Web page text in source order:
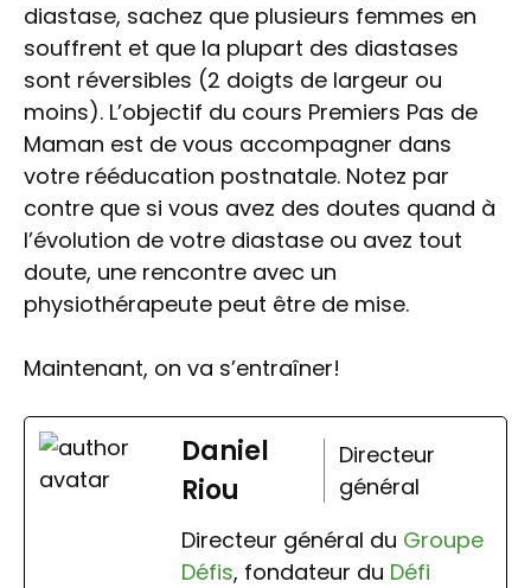
diastase, sachez que plusieurs femmes en
souffrent et que la plupart des diastases
sont réversibles (2 doigts de largeur ou
moins). L’objectif du cours Premiers Pas de
Maman est de vous accompagner dans
votre rééducation postnatale. Notez par
contre que si vous avez des doutes quand à
l’évolution de votre diastase ou avez tout
doute, une rencontre avec un
physiothérapeute peut être de mise.
Maintenant, on va s’entraîner!
Daniel
Riou
Directeur
général
Directeur général du Groupe
Défis, fondateur du Défi